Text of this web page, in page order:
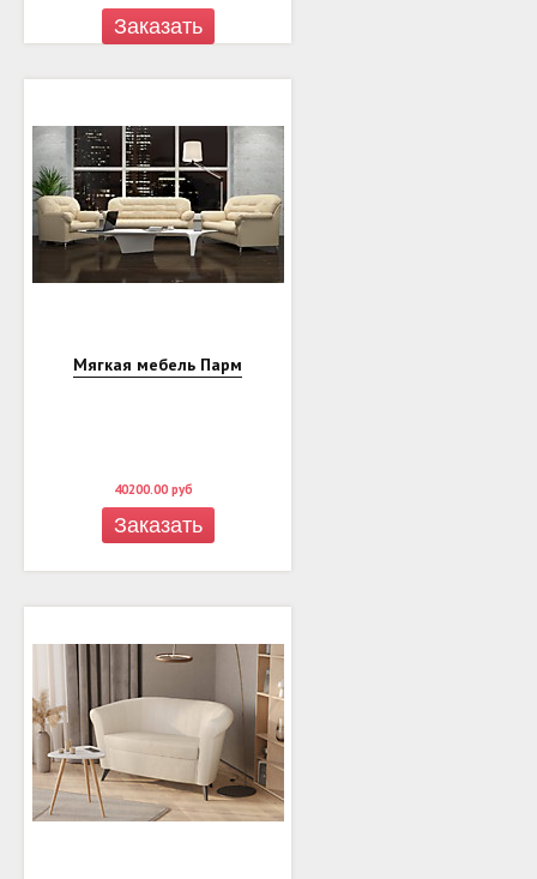
Заказать
Мягкая мебель Парм
40200.00 руб
Заказать